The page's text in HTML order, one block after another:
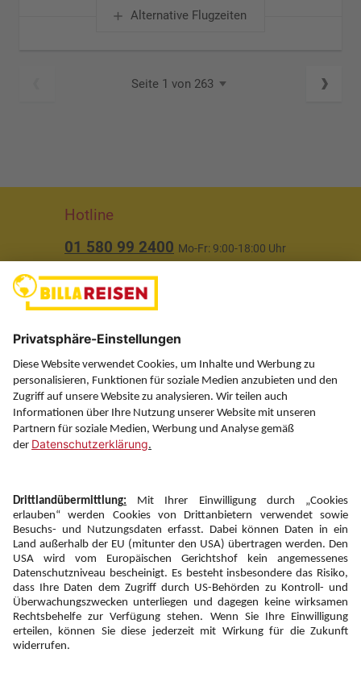
Alternative Flugzeiten
Seite 1 von 263
Hotline
01 580 99 2400 Mo-Fr: 9:00-18:00 Uhr
Über uns
Service
Information
Folgen Sie uns auf
Newsletter:
Anmelden